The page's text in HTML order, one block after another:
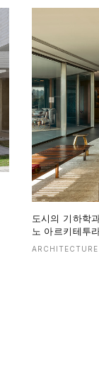
도시의 기하학
노 아르키테투